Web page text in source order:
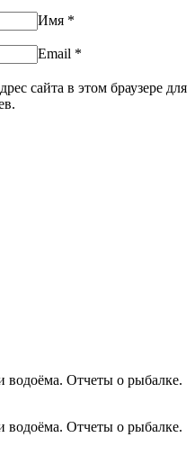
Имя *
Email *
сайта в этом браузере для
водоёма. Отчеты о рыбалке.
водоёма. Отчеты о рыбалке.